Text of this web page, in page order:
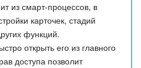
из смарт-процессов, в
карточек, стадий
функций.
открыть его из главного
доступа позволит